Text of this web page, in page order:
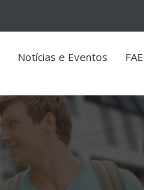
Notícias e Eventos